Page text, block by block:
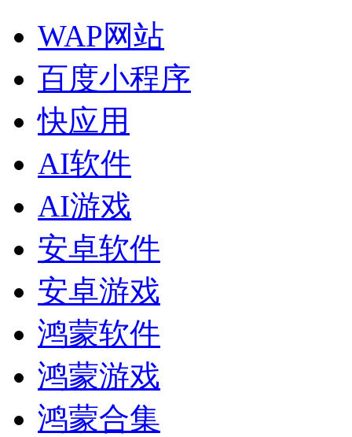
WAP网站
百度小程序
快应用
AI软件
AI游戏
安卓软件
安卓游戏
鸿蒙软件
鸿蒙游戏
鸿蒙合集